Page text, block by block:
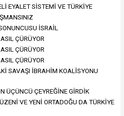
EYALET SİSTEMİ VE TÜRKİYE
İSRAİL
ÇÜRÜYOR
ÇÜRÜYOR
ÇÜRÜYOR
SAVAŞI İBRAHİM KOALİSYONU
ÜÇÜNCÜ ÇEYREĞİNE GİRDİK
VE YENİ ORTADOĞU DA TÜRKİYE